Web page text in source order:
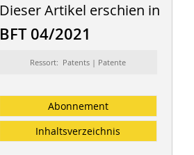
Dieser Artikel erschien in
BFT 04/2021
Ressort: Patents | Patente
Abonnement
Inhaltsverzeichnis